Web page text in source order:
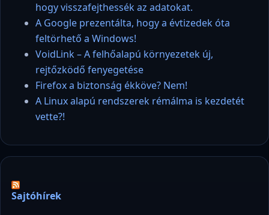
hogy visszafejthessék az adatokat.
A Google prezentálta, hogy a évtizedek óta
feltörhető a Windows!
VoidLink – A felhőalapú környezetek új,
rejtőzködő fenyegetése
Firefox a biztonság ékköve? Nem!
A Linux alapú rendszerek rémálma is kezdetét
vette?!
Sajtóhírek